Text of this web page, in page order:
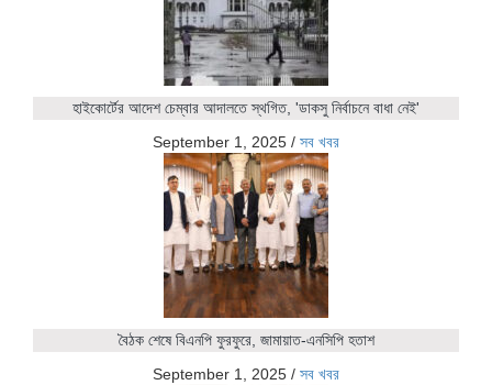
হাইকোর্টের আদেশ চেম্বার আদালতে স্থগিত, 'ডাকসু নির্বাচনে বাধা নেই'
September 1, 2025 / সব খবর
বৈঠক শেষে বিএনপি ফুরফুরে, জামায়াত-এনসিপি হতাশ
September 1, 2025 / সব খবর